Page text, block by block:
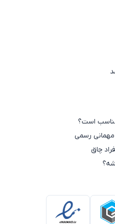
می‌سازد.
زیر
بافت تولید می‌شود و
و شلوارهای ضخیم ایده‌آل
از پارچه‌های متنوعی
بافت و موهر دوخته
راحت هستند، در حالی که
و الیاف بافتنی برای
مناسب است؟
مهمانی رسمی
چاق